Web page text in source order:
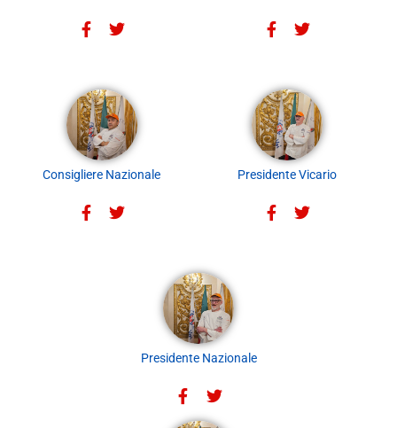
Consigliere Nazionale Presidente Vicario
Presidente Nazionale